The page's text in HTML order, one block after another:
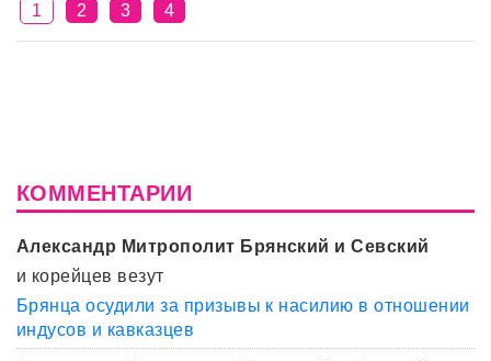
1
2 3 4
КОММЕНТАРИИ
Александр Митрополит Брянский и Севский
и корейцев везут
Брянца осудили за призывы к насилию в отношении
индусов и кавказцев